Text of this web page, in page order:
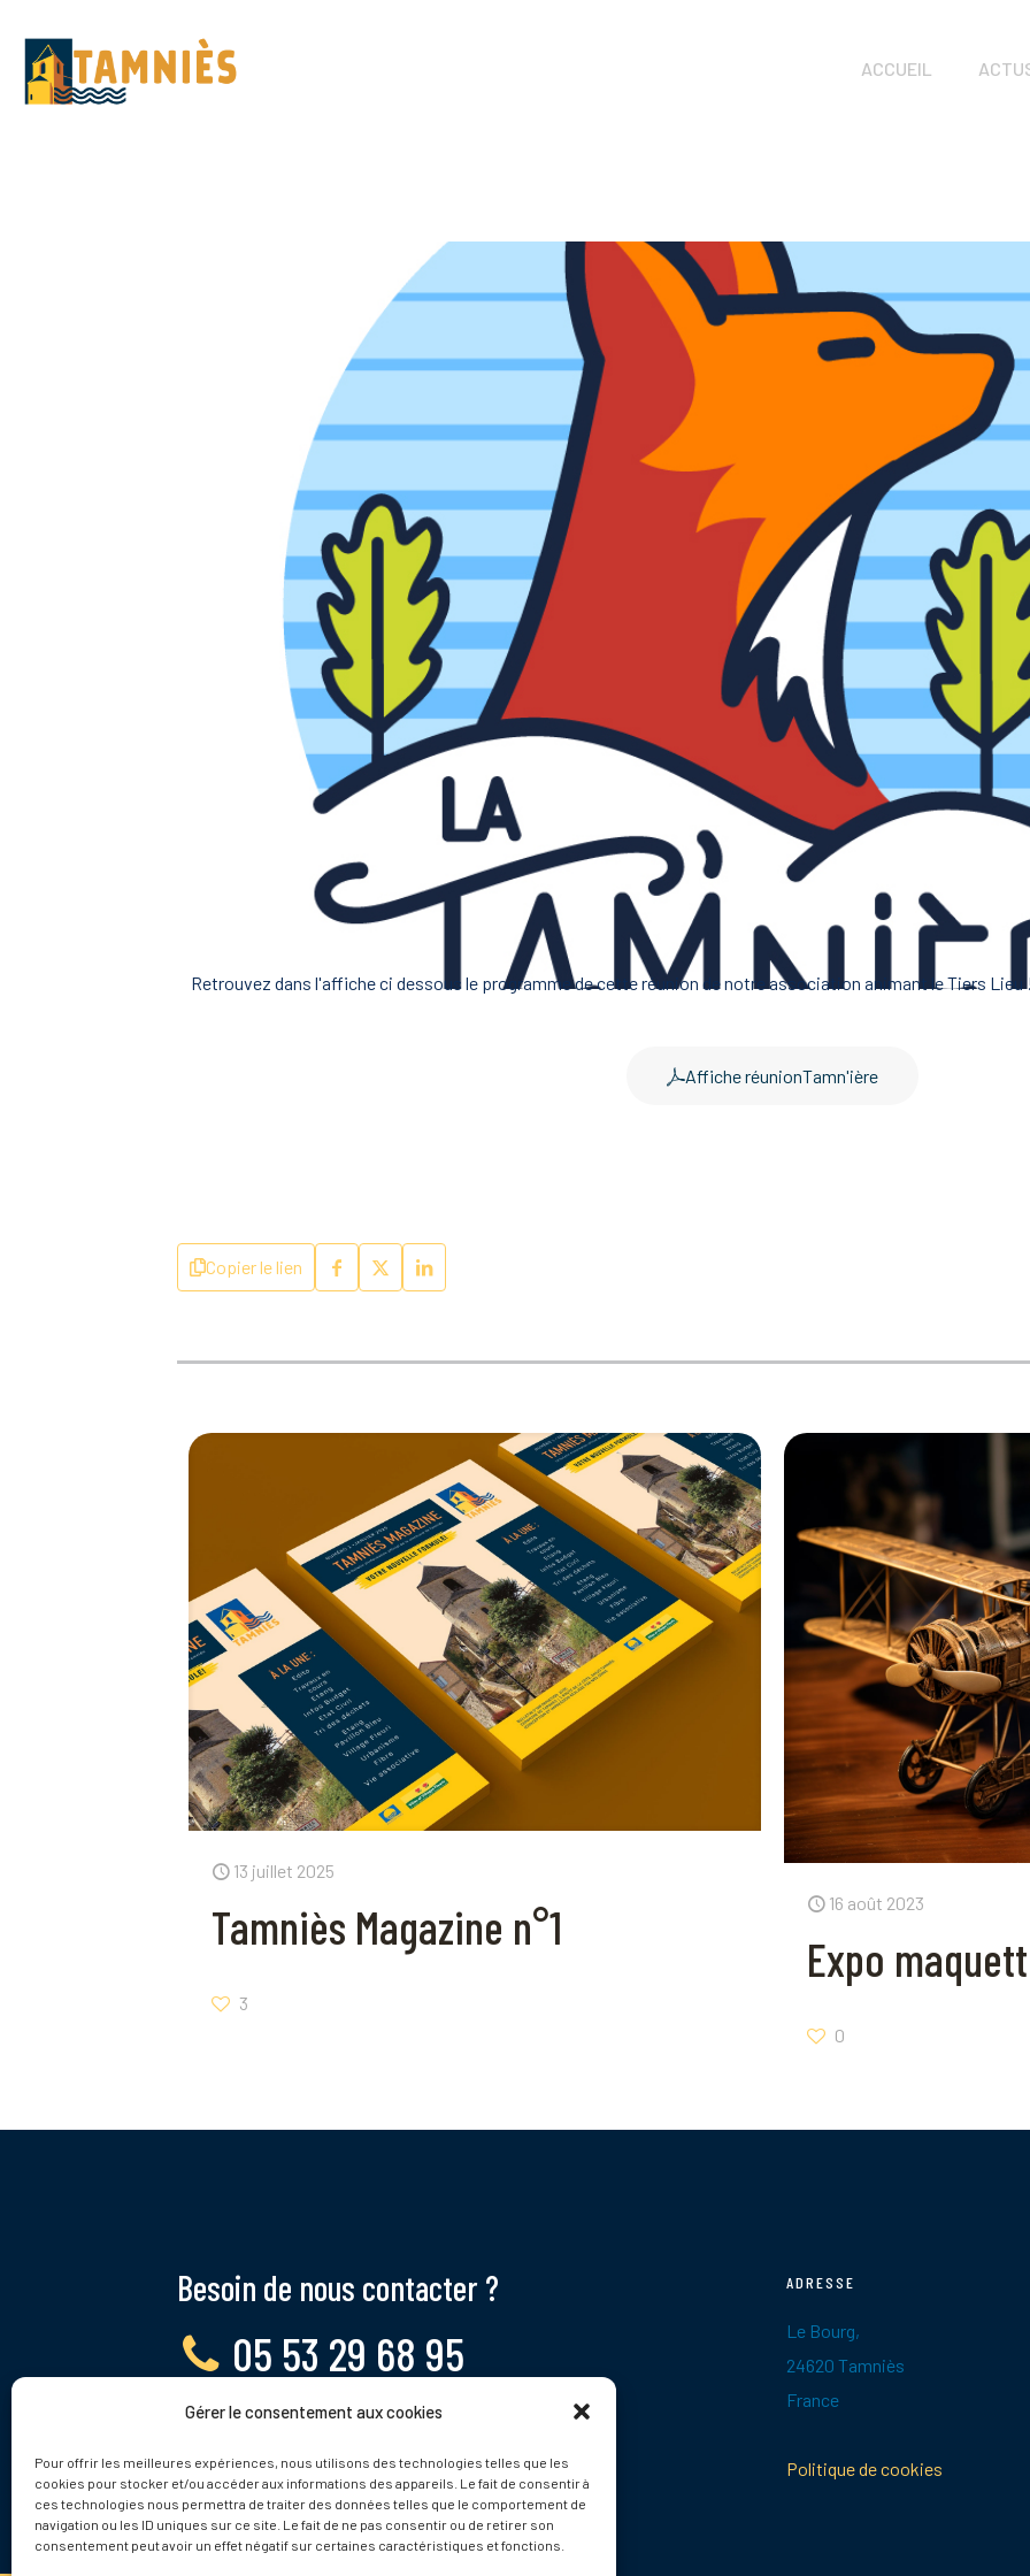
Gérer le consentement aux cookies
Pour offrir les meilleures expériences, nous utilisons des technologies telles que les
cookies pour stocker et/ou accéder aux informations des appareils. Le fait de consentir à
ces technologies nous permettra de traiter des données telles que le comportement de
navigation ou les ID uniques sur ce site. Le fait de ne pas consentir ou de retirer son
consentement peut avoir un effet négatif sur certaines caractéristiques et fonctions.
ACCUEIL
Retrouvez dans l'affiche ci dessous le programme de cette réunion de notre association animant le Tiers Lieu
Affiche réunionTamn'ière
Copier le lien
13 juillet 2025
Tamniès Magazine n°1
3
16 août 2023
Expo
0
Besoin de nous contacter ?
05 53 29 68 95
Lundi - Vendredi, 9 - 12h
ADRESSE
Le Bourg,
24620 Tamniès
France
Politique de cookies